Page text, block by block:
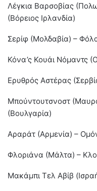
Λέγκια Βαρσοβίας
(Βόρειος Ιρλανδία)
Σερίφ (Μολδαβία) –
Κόνα’ς Κουάι Νόμαντς
Ερυθρός Αστέρας
Μπούντουτσνοστ
(Βουλγαρία)
Αραράτ (Αρμενία) –
Φλοριάνα (Μάλτα) –
Μακάμπι Τελ Αβίβ